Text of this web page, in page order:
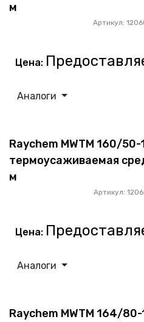
м
Артикул:
Цена:
Аналоги
Raychem MWTM 160/
термоусаживаемая
м
Артикул:
Цена:
Аналоги
Raychem MWTM 164/